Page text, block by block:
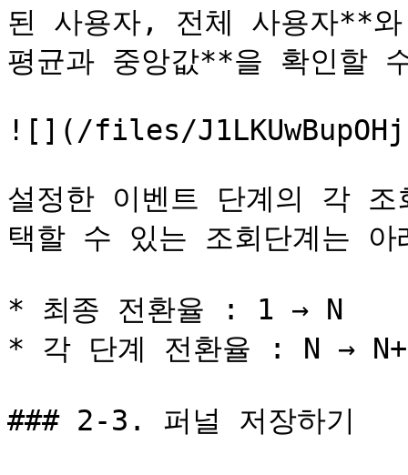
된 사용자, 전체 사용자**
평균과 중앙값**을 확인할
![](/files/
설정한 이벤트 단계의 각
택할 수 있는 조회단계는 아
* 최종 전환율 : 1 → N
* 각 단계 전환율 : N →
### 2-3. 퍼널 저장하기